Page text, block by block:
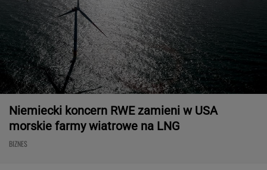
Niemiecki koncern RWE zamieni w USA
morskie farmy wiatrowe na LNG
BIZNES